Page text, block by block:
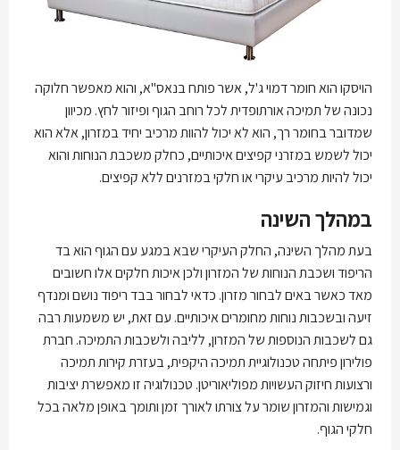
הויסקו הוא חומר דמוי ג'ל, אשר פותח בנאס"א, והוא מאפשר חלוקה
נכונה של תמיכה אורתופדית לכל רוחב הגוף ופיזור לחץ. מכיוון
שמדובר בחומר רך, הוא לא יכול להוות מרכיב יחיד במזרון, אלא הוא
יכול לשמש במזרני קפיצים איכותיים, כחלק משכבת הנוחות והוא
יכול להיות מרכיב עיקרי או חלקי במזרנים ללא קפיצים.
במהלך השינה
בעת מהלך השינה, החלק העיקרי שבא במגע עם הגוף הוא בד
הריפוד ושכבת הנוחות של המזרון ולכן איכות חלקים אלו חשובים
מאד כאשר באים לבחור מזרון. כדאי לבחור בבד ריפוד נושם ומנדף
זיעה ובשכבות נוחות מחומרים איכותיים. עם זאת, יש משמעות רבה
גם לשכבות הנוספות של המזרון, לליבה ולשכבות התמיכה. חברת
פולירון פיתחה טכנולוגיית תמיכה היקפית, בעזרת קירות תמיכה
ורצועות חיזוק העשויות מפוליאוריטן. טכנולוגיה זו מאפשרת יציבות
וגמישות והמזרון שומר על צורתו לאורך זמן ותומך באופן מלאה בכל
חלקי הגוף.